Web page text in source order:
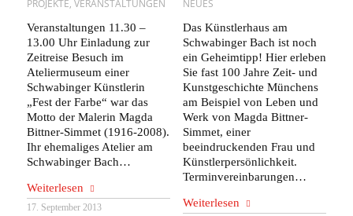
PROJEKTE, VERANSTALTUNGEN
Veranstaltungen 11.30 –
13.00 Uhr Einladung zur
Zeitreise Besuch im
Ateliermuseum einer
Schwabinger Künstlerin
„Fest der Farbe“ war das
Motto der Malerin Magda
Bittner-Simmet (1916-2008).
Ihr ehemaliges Atelier am
Schwabinger Bach…
Weiterlesen
17. September 2013
NEUES
Das Künstlerhaus am
Schwabinger Bach ist noch
ein Geheimtipp! Hier erleben
Sie fast 100 Jahre Zeit- und
Kunstgeschichte Münchens
am Beispiel von Leben und
Werk von Magda Bittner-
Simmet, einer
beeindruckenden Frau und
Künstlerpersönlichkeit.
Terminvereinbarungen…
Weiterlesen